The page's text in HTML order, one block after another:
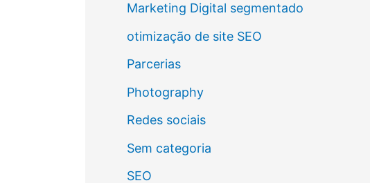
Marketing Digital segmentado
otimização de site SEO
Parcerias
Photography
Redes sociais
Sem categoria
SEO